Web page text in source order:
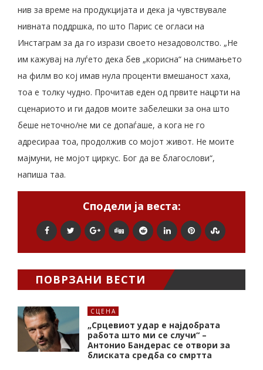
нив за време на продукцијата и дека ја чувствувале
нивната поддршка, по што Парис се огласи на
Инстаграм за да го изрази своето незадоволство. „Не
им кажувај на луѓето дека бев „корисна“ на снимањето
на филм во кој имав нула проценти вмешаност хаха,
тоа е толку чудно. Прочитав еден од првите нацрти на
сценариото и ги дадов моите забелешки за она што
беше неточно/не ми се допаѓаше, а кога не го
адресираа тоа, продолжив со мојот живот. Не моите
мајмуни, не мојот циркус. Бог да ве благослови“,
напиша таа.
Сподели ја веста:
ПОВРЗАНИ ВЕСТИ
СЦЕНА
„Срцевиот удар е најдобрата
работа што ми се случи“ –
Антонио Бандерас се отвори за
блиската средба со смртта